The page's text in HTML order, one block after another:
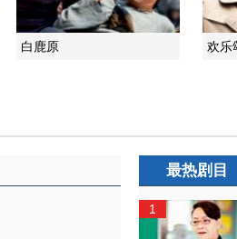
白鹿原 欢乐
最热剧目
1